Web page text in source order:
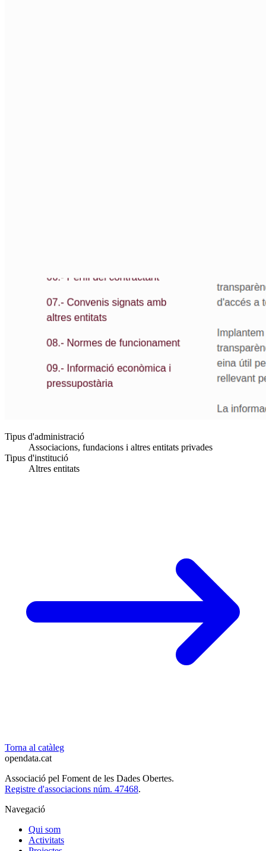
Tipus d'administració
Associacions, fundacions i altres entitats privades
Tipus d'institució
Altres entitats
Torna al catàleg
opendata.cat
Associació pel Foment de les Dades Obertes.
Registre d'associacions núm. 47468.
Navegació
Qui som
Activitats